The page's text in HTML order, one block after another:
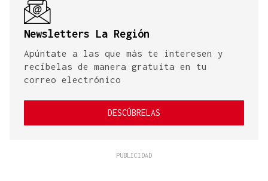
Newsletters La Región
Apúntate a las que más te interesen y
recíbelas de manera gratuita en tu
correo electrónico
DESCÚBRELAS